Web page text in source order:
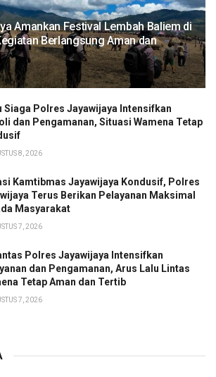
Amankan Festival Lembah Baliem di
Berlangsung Aman dan
Siaga Polres Jayawijaya Intensifkan
dan Pengamanan, Situasi Wamena Tetap
8, 2026
Kamtibmas Jayawijaya Kondusif, Polres
Terus Berikan Pelayanan Maksimal
Masyarakat
7, 2026
Polres Jayawijaya Intensifkan
dan Pengamanan, Arus Lalu Lintas
Tetap Aman dan Tertib
7, 2026